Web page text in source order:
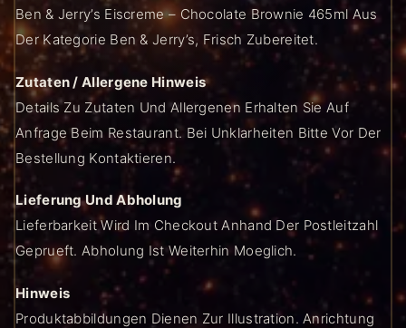
Ben & Jerry’s Eiscreme – Chocolate Brownie 465ml Aus
Der Kategorie Ben & Jerry’s, Frisch Zubereitet.
Zutaten / Allergene Hinweis
Details Zu Zutaten Und Allergenen Erhalten Sie Auf
Anfrage Beim Restaurant. Bei Unklarheiten Bitte Vor Der
Bestellung Kontaktieren.
Lieferung Und Abholung
Lieferbarkeit Wird Im Checkout Anhand Der Postleitzahl
Geprueft. Abholung Ist Weiterhin Moeglich.
Hinweis
Produktabbildungen Dienen Zur Illustration. Anrichtung